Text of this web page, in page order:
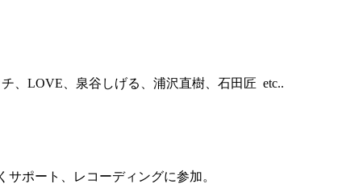
、LOVE、泉谷しげる、浦沢直樹、石田匠 etc..
ポート、レコーディングに参加。